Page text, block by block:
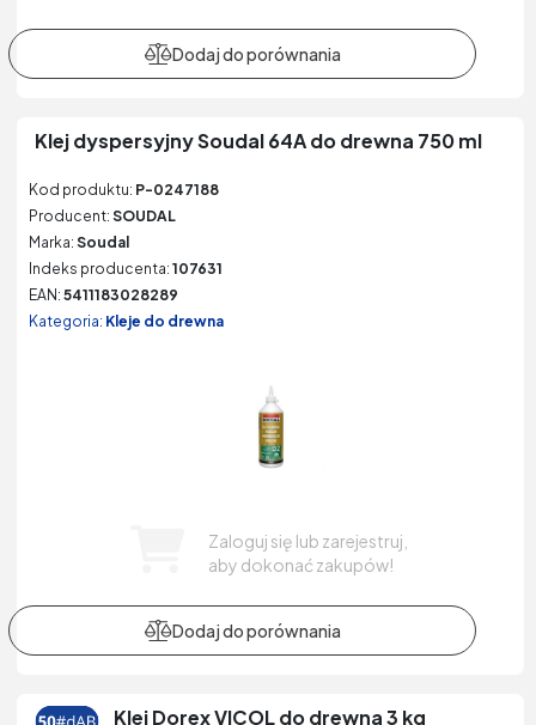
Klej dyspersyjny Soudal 64A do drewna 750 ml
Kod produktu: P-0247188
Producent: SOUDAL
Marka: Soudal
Indeks producenta: 107631
EAN: 5411183028289
Kategoria: Kleje do drewna
Zaloguj się lub zarejestruj,
aby dokonać zakupów!
Klej Dorex VICOL do drewna 3 kg